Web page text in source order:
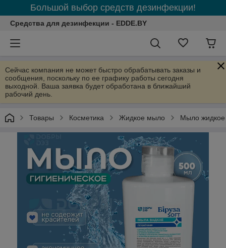
Большой выбор средств дезинфекции!
Средства для дезинфекции - EDDE.BY
Сейчас компания не может быстро обрабатывать заказы и
сообщения, поскольку по ее графику работы сегодня
выходной. Ваша заявка будет обработана в ближайший
рабочий день.
Товары Косметика Жидкое мыло Мыло жидкое